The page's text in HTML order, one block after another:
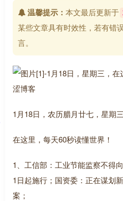
温馨提示： 本文最后更新于
某些文章具有时效性，若有错
言。
1月18日，农历腊月廿七，星期
在这里，每天60秒读懂世界！
1、工信部：工业节能监察不得
1日起施行；国资委：正在谋划
案；